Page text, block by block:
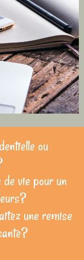
ou
vie pour un
une remise